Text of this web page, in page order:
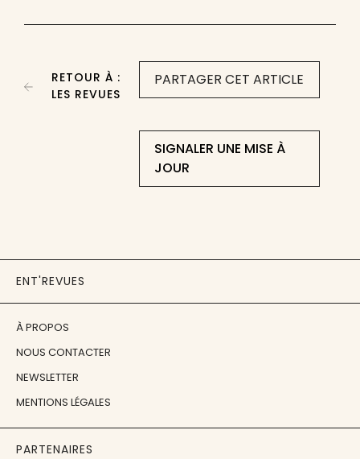
PARTAGER CET ARTICLE
SIGNALER UNE MISE À
JOUR
RETOUR À :
LES REVUES
ENT'REVUES
À PROPOS
NOUS CONTACTER
NEWSLETTER
MENTIONS LÉGALES
PARTENAIRES